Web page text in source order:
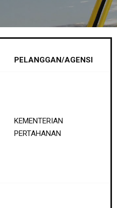
PELANGGAN/AGENSI
KEMENTERIAN
PERTAHANAN